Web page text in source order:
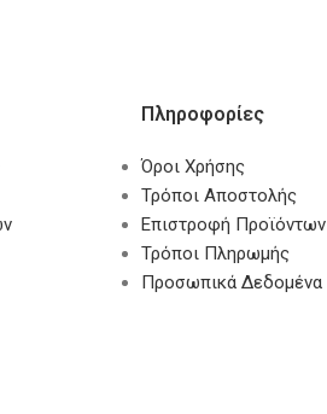
Πληροφορίες
Όροι Χρήσης
Τρόποι Αποστολής
Επιστροφή Προϊόντων
Τρόποι Πληρωμής
Προσωπικά Δεδομένα